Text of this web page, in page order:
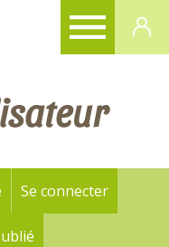
Se connecter